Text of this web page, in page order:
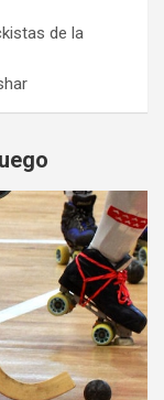
de la